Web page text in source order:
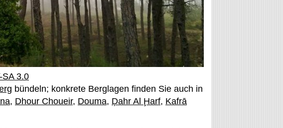
SA 3.0
bündeln; konkrete Berglagen finden Sie auch in
, Dhour Choueir, Douma, Ḑahr Al Ḩarf, Kafrā